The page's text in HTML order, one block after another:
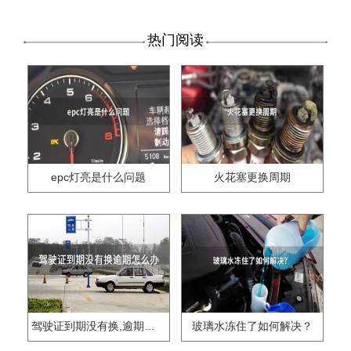
热门阅读
epc灯亮是什么问题 火花塞更换周期
驾驶证到期没有换,逾期怎么办?? 玻璃水冻住了如何解决？